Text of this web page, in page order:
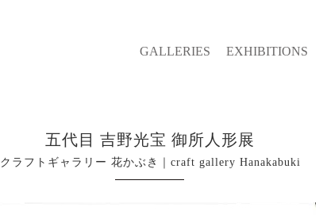
GALLERIES EXHIBITIONS
五代目 吉野光宝 御所人形展
クラフトギャラリー 花かぶき｜craft gallery Hanakabuki